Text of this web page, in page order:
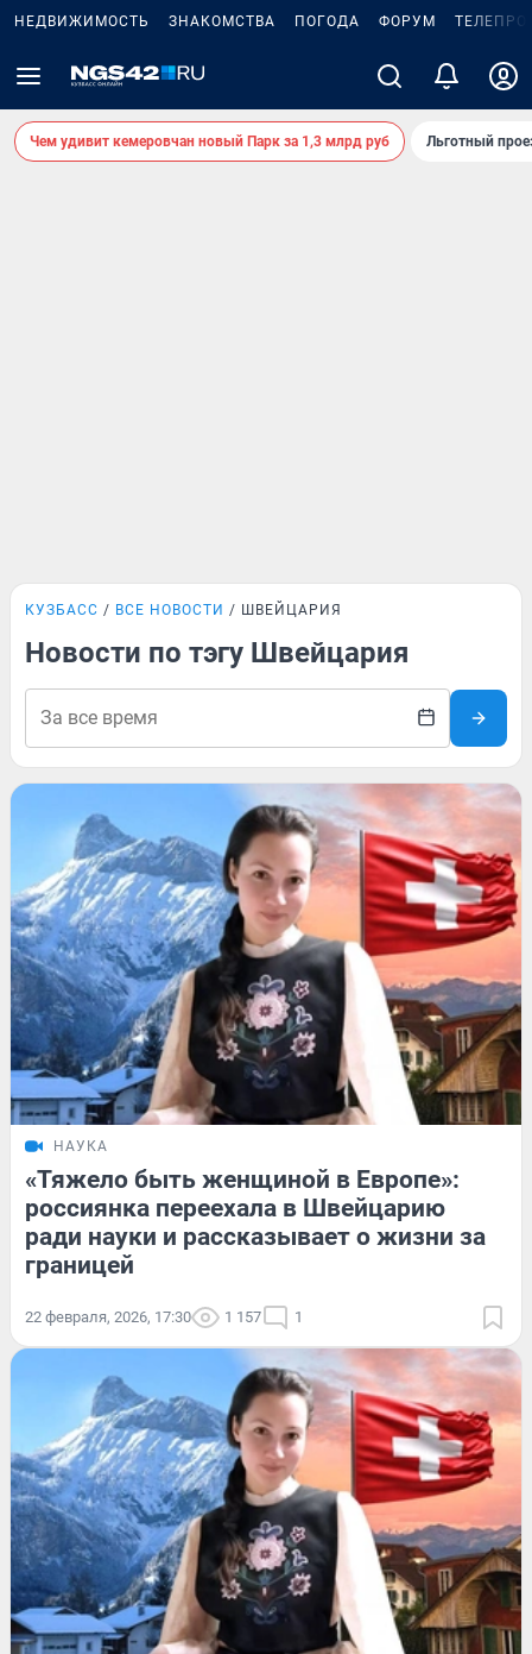
НЕДВИЖИМОСТЬ ЗНАКОМСТВА ПОГОДА ФОРУМ
Чем удивит кемеровчан новый Парк за 1,3 млрд руб Льготный
КУЗБАСС ВСЕ НОВОСТИ ШВЕЙЦАРИЯ
Новости по тэгу Швейцария
НАУКА
«Тяжело быть женщиной в Европе»:
россиянка переехала в Швейцарию
ради науки и рассказывает о жизни за
границей
22 февраля, 2026, 17:30 1 157 1